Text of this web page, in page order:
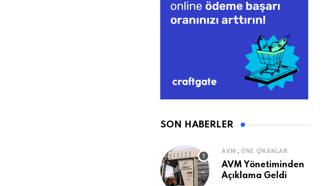
SON HABERLER
AVM ,ÖNE ÇIKANLAR
AVM Yönetiminden
Açıklama Geldi